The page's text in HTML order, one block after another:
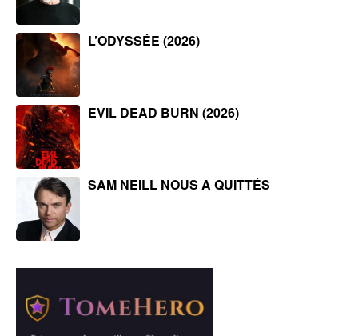
L’ODYSSÉE (2026)
EVIL DEAD BURN (2026)
SAM NEILL NOUS A QUITTÉS